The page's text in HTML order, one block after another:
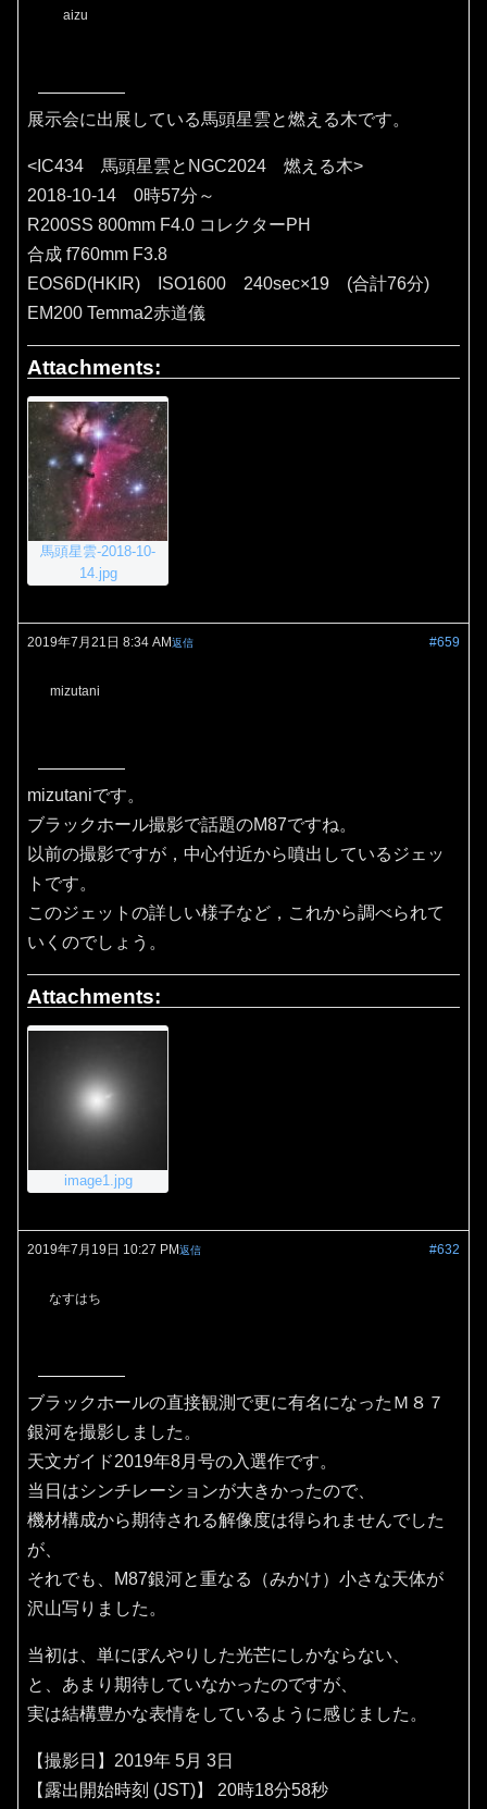
aizu
展示会に出展している馬頭星雲と燃える木です。
<IC434 馬頭星雲とNGC2024 燃える木>
2018-10-14 0時57分～
R200SS 800mm F4.0 コレクターPH
合成 f760mm F3.8
EOS6D(HKIR) ISO1600 240sec×19 (合計76分)
EM200 Temma2赤道儀
Attachments:
馬頭星雲-2018-10-
14.jpg
2019年7月21日 8:34 AM #659
返信
mizutani
mizutaniです。
ブラックホール撮影で話題のM87ですね。
以前の撮影ですが，中心付近から噴出しているジェッ
トです。
このジェットの詳しい様子など，これから調べられて
いくのでしょう。
Attachments:
image1.jpg
2019年7月19日 10:27 PM #632
返信
なすはち
ブラックホールの直接観測で更に有名になったＭ８７
銀河を撮影しました。
天文ガイド2019年8月号の入選作です。
当日はシンチレーションが大きかったので、
機材構成から期待される解像度は得られませんでした
が、
それでも、M87銀河と重なる（みかけ）小さな天体が
沢山写りました。
当初は、単にぼんやりした光芒にしかならない、
と、あまり期待していなかったのですが、
実は結構豊かな表情をしているように感じました。
【撮影日】2019年 5月 3日
【露出開始時刻 (JST)】 20時18分58秒